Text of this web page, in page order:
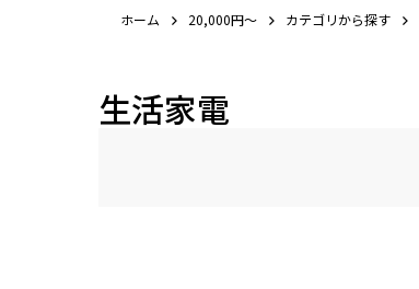
ホーム 20,000円～ カテゴリから探す
生活家電